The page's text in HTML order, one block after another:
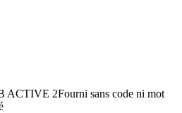
2Fourni sans code ni mot